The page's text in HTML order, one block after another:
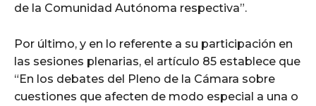
de la Comunidad Autónoma respectiva”.
Por último, y en lo referente a su participación en
las sesiones plenarias, el artículo 85 establece que
“En los debates del Pleno de la Cámara sobre
cuestiones que afecten de modo especial a una o